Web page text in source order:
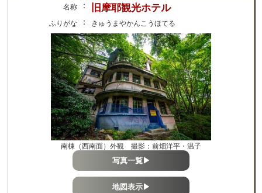
名称 ： 旧摩耶観光ホテル
ふりがな ： きゅうまやかんこうほてる
南棟（西南面）外観 撮影：前畑洋平・温子
写真一覧▶
地図表示▶